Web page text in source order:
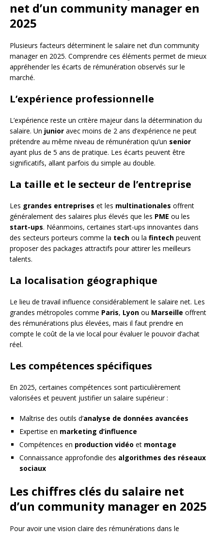
net d’un community manager en
2025
Plusieurs facteurs déterminent le salaire net d’un community
manager en 2025. Comprendre ces éléments permet de mieux
appréhender les écarts de rémunération observés sur le
marché.
L’expérience professionnelle
L’expérience reste un critère majeur dans la détermination du
salaire. Un junior avec moins de 2 ans d’expérience ne peut
prétendre au même niveau de rémunération qu’un senior
ayant plus de 5 ans de pratique. Les écarts peuvent être
significatifs, allant parfois du simple au double.
La taille et le secteur de l’entreprise
Les grandes entreprises et les multinationales offrent
généralement des salaires plus élevés que les PME ou les
start-ups. Néanmoins, certaines start-ups innovantes dans
des secteurs porteurs comme la tech ou la fintech peuvent
proposer des packages attractifs pour attirer les meilleurs
talents.
La localisation géographique
Le lieu de travail influence considérablement le salaire net. Les
grandes métropoles comme Paris, Lyon ou Marseille offrent
des rémunérations plus élevées, mais il faut prendre en
compte le coût de la vie local pour évaluer le pouvoir d’achat
réel.
Les compétences spécifiques
En 2025, certaines compétences sont particulièrement
valorisées et peuvent justifier un salaire supérieur :
Maîtrise des outils d’analyse de données avancées
Expertise en marketing d’influence
Compétences en production vidéo et montage
Connaissance approfondie des algorithmes des réseaux
sociaux
Les chiffres clés du salaire net
d’un community manager en 2025
Pour avoir une vision claire des rémunérations dans le